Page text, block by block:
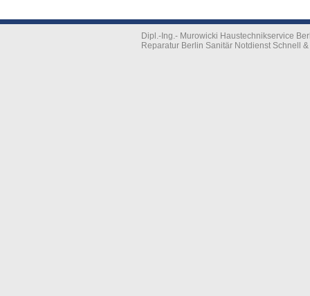
Dipl.-Ing.- Murowicki Haustechnikservice
Reparatur Berlin Sanitär Notdienst Schnell